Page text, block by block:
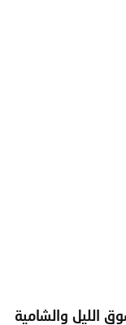
والشامية